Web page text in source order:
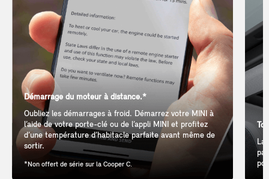
Démarrage du moteur à distance.*
Oubliez les démarrages à froid. Démarrez votre MINI à
l’aide de votre porte-clé ou de l’appli MINI et profitez
d’une température d’habitacle parfaite avant même de
sortir.
*Non offert de série sur la Cooper C.